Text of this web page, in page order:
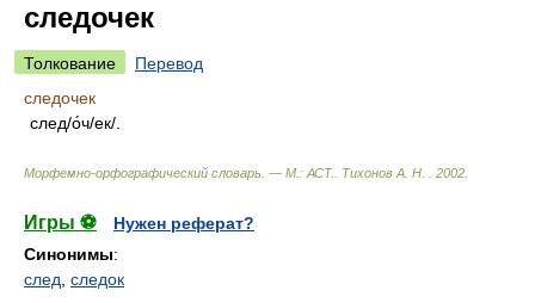
следочек
Толкование
Перевод
следочек
след/о́ч/ек/.
Морфемно-орфографический словарь. — М.: АСТ. Тихонов А. Н. 2002
Игры ⚽
Нужен реферат?
Синонимы:
след следок